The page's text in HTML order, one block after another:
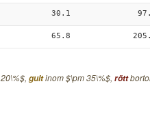
30.1
65.8
gultinom $\pm 35\%$, rött